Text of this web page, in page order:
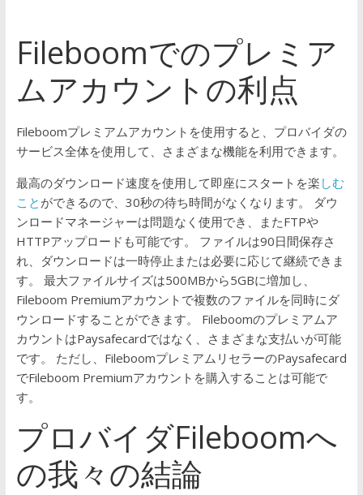
Fileboomでのプレミア
ムアカウントの利点
Fileboomプレミアムアカウントを使用すると、プロバイダの
サービス全体を使用して、さまざまな機能を利用できます。
最高のダウンロード速度を使用して即座にスタートを楽 しむ
こと ができるので、30秒の待ち時間がなくなります。 ダウ
ンロードマネージャーは問題なく使用でき、またFTPや
HTTPアップロードも可能です。 ファイルは90日間保存さ
れ、ダウンロードは一時停止または必要に応じて継続できま
す。 最大ファイルサイズは500MBから5GBに増加し、
Fileboom Premiumアカウントで複数のファイルを同時にダ
ウンロードすることができます。 Fileboomのプレミアムア
カウントはPaysafecardではなく、さまざまな支払いが可能
です。
ただし、FileboomプレミアムリセラーのPaysafecard
でFileboom Premiumアカウントを購入することは可能で
す。
プロバイダFileboomへ
の我々の結論